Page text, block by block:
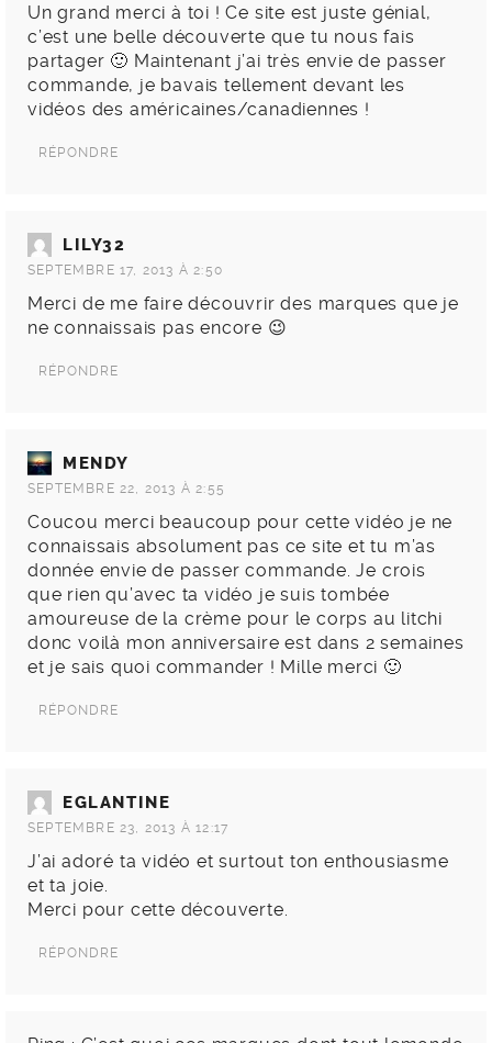
Un grand merci à toi ! Ce site est juste génial,
c’est une belle découverte que tu nous fais
partager 🙂 Maintenant j’ai très envie de passer
commande, je bavais tellement devant les
vidéos des américaines/canadiennes !
RÉPONDRE
LILY32
SEPTEMBRE 17, 2013 À 2:50
Merci de me faire découvrir des marques que je
ne connaissais pas encore 😉
RÉPONDRE
MENDY
SEPTEMBRE 22, 2013 À 2:55
Coucou merci beaucoup pour cette vidéo je ne
connaissais absolument pas ce site et tu m’as
donnée envie de passer commande. Je crois
que rien qu’avec ta vidéo je suis tombée
amoureuse de la crème pour le corps au litchi
donc voilà mon anniversaire est dans 2 semaines
et je sais quoi commander ! Mille merci 🙂
RÉPONDRE
EGLANTINE
SEPTEMBRE 23, 2013 À 12:17
J’ai adoré ta vidéo et surtout ton enthousiasme
et ta joie.
Merci pour cette découverte.
RÉPONDRE